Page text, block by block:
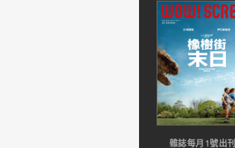
雜誌每月1號出刊